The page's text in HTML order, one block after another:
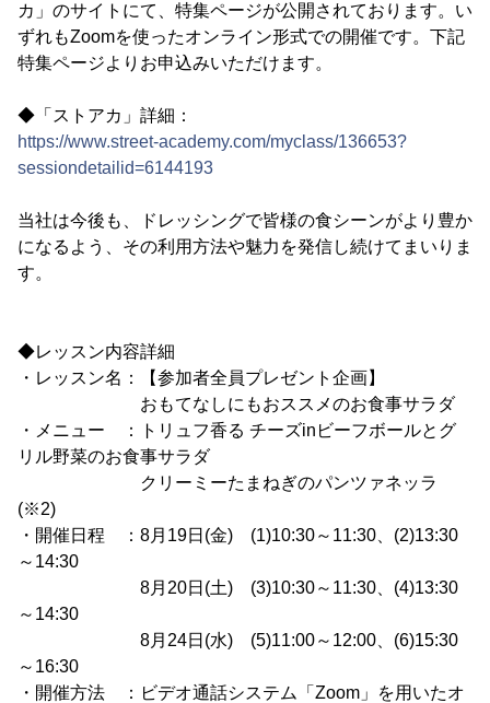
カ」のサイトにて、特集ページが公開されております。い
ずれもZoomを使ったオンライン形式での開催です。下記
特集ページよりお申込みいただけます。
◆「ストアカ」詳細：
https://www.street-academy.com/myclass/136653?
sessiondetailid=6144193
当社は今後も、ドレッシングで皆様の食シーンがより豊か
になるよう、その利用方法や魅力を発信し続けてまいりま
す。
◆レッスン内容詳細
・レッスン名：【参加者全員プレゼント企画】
おもてなしにもおススメのお食事サラダ
・メニュー ：トリュフ香る チーズinビーフボールとグ
リル野菜のお食事サラダ
クリーミーたまねぎのパンツァネッラ
(※2)
・開催日程 ：8月19日(金) (1)10:30～11:30、(2)13:30
～14:30
8月20日(土) (3)10:30～11:30、(4)13:30
～14:30
8月24日(水) (5)11:00～12:00、(6)15:30
～16:30
・開催方法 ：ビデオ通話システム「Zoom」を用いたオ